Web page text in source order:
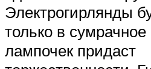
Электрогирлянды
только в
лампочек придаст